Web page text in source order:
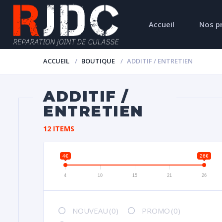
Accueil Nos
ACCUEIL BOUTIQUE ADDITIF / ENTRETIEN
ADDITIF /
ENTRETIEN
12 ITEMS
4€ 26€
4 10 15 21 26
NOUVEAU (0) PROMO (0)